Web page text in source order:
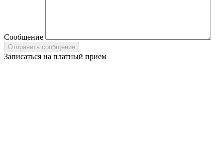
Сообщение
Записаться на платный прием